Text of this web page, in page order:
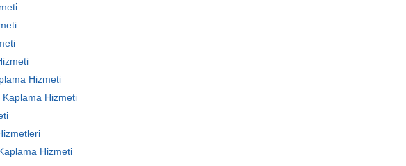
Hizmeti
Kaplama Hizmeti
Hizmeti